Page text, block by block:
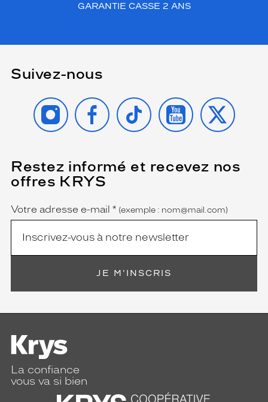
GARANTIE CASSE 2 ANS
Suivez-nous
INSTAGRAMFACEBOOK
TIKTOK YOUTUBE
X
Restez informé et recevez nos
offres KRYS
Name
Votre adresse e-mail *
(Ce
champ
est
obligatoire)
(exemple : nom@mail.com)
JE M'INSCRIS
La confiance
vous va si bien